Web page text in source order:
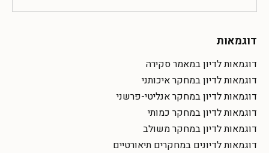
דוגמאות
דוגמאות לדיון במאמר סקירה
דוגמאות לדיון במחקר איכותני
דוגמאות לדיון במחקר אנליטי-פרשני
דוגמאות לדיון במחקר כמותי
דוגמאות לדיון במחקר משולב
דוגמאות לדיונים במחקרים תיאורטיים